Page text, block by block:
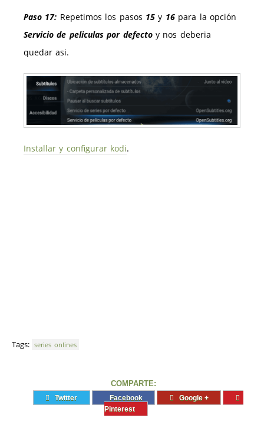
Paso 17: Repetimos los pasos 15 y 16para la opción
Servicio de peliculas por defectoy nos deberia
quedar asi.
Installar y configurar kodi.
Tags: series onlines
COMPARTE:
Twitter Facebook
Google +
Pinterest